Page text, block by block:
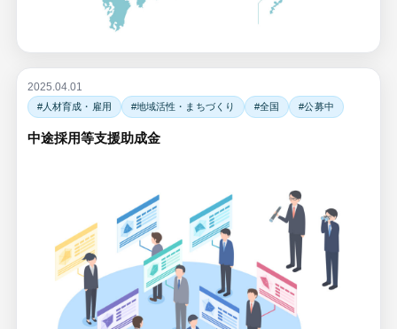
2025.04.01
#人材育成・雇用 #地域活性・まちづくり #全国 #公募中
中途採用等支援助成金